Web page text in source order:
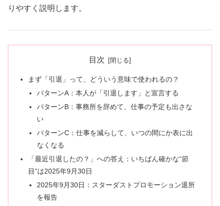
りやすく説明します。
目次
まず「引退」って、どういう意味で使われるの？
パターンA：本人が「引退します」と宣言する
パターンB：事務所を辞めて、仕事の予定も出さな
い
パターンC：仕事を減らして、いつの間にか表に出
なくなる
「最近引退したの？」への答え：いちばん確かな“節
目”は2025年9月30日
2025年9月30日：スターダストプロモーション退所
を報告